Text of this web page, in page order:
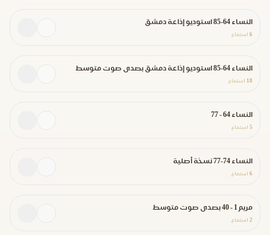
النساء 64-85 استوديو إذاعة دمشق
6 استماع
النساء 64-85 استوديو إذاعة دمشق بصدى صوت متوسط
18 استماع
النساء 64 - 77
5 استماع
النساء 74-77 نسخة أصلية
6 استماع
مريم 1 - 40 بصدى صوت متوسط
2 استماع